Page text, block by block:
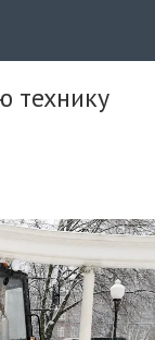
технику